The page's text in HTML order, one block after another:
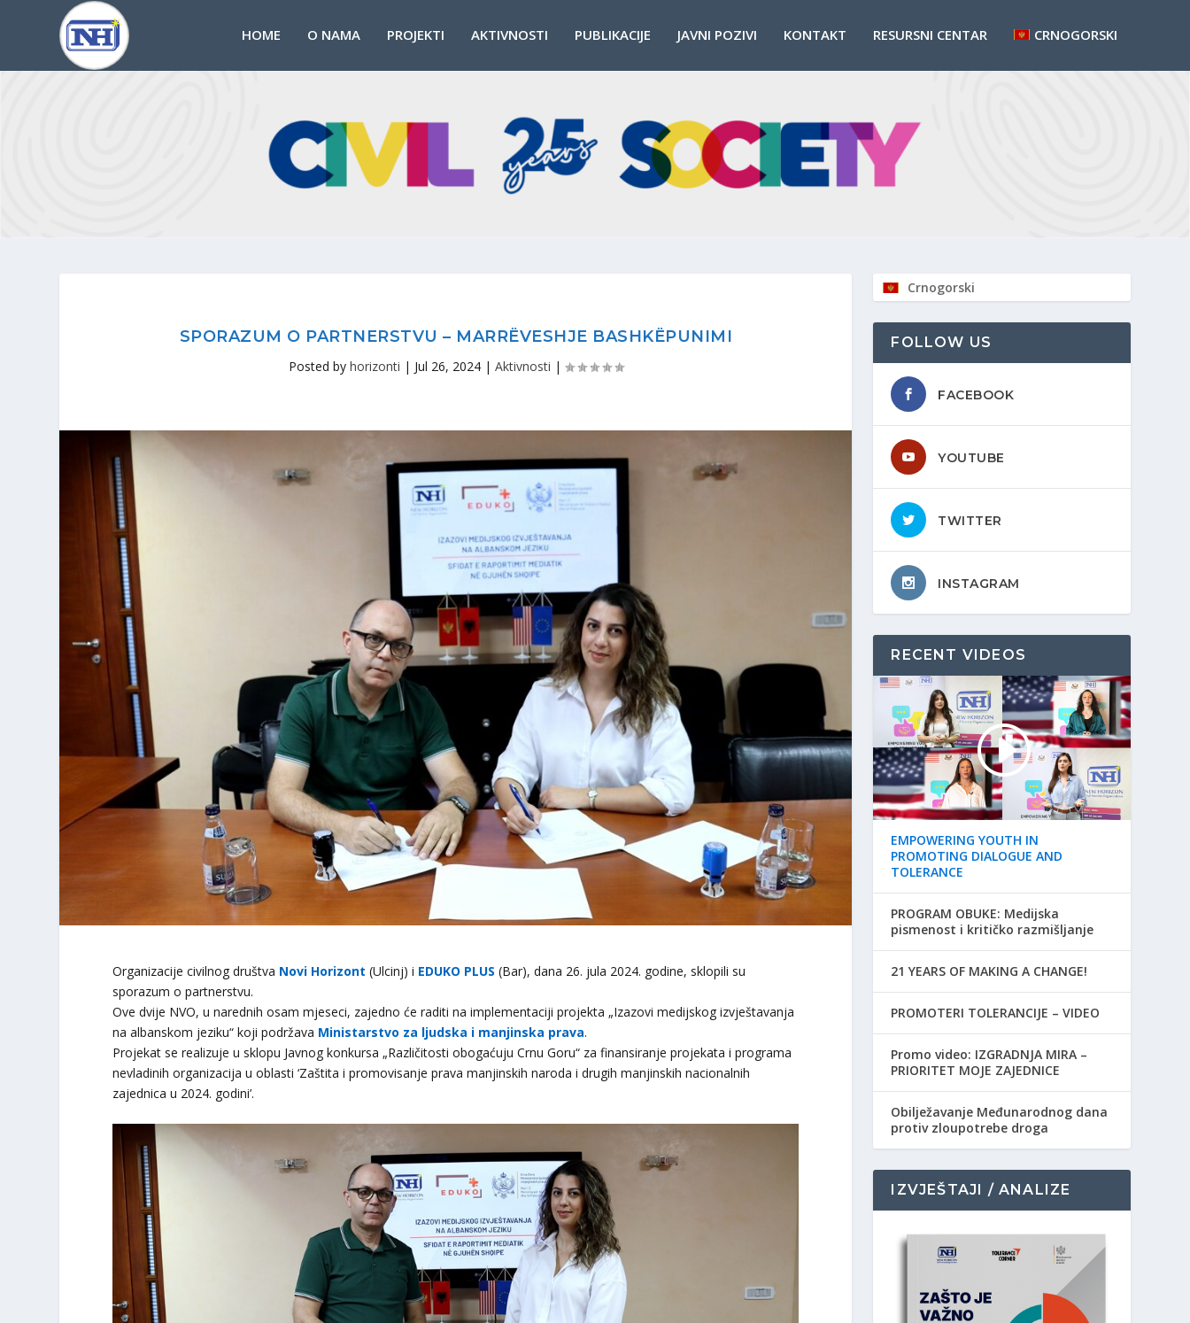
HOME O NAMA PROJEKTI AKTIVNOSTI PUBLIKACIJE JAVNI POZIVI KONTAKT RESURSNI CENTAR CRNOGORSKI
SPORAZUM O PARTNERSTVU – MARRËVESHJE BASHKËPUNIMI
Posted by horizonti | Jul 26, 2024| Aktivnosti |
Organizacije civilnog društva Novi Horizont (Ulcinj) i EDUKO PLUS (Bar), dana 26. jula 2024. godine, sklopili su
sporazum o partnerstvu.
Ove dvije NVO, u narednih osam mjeseci, zajedno će raditi na implementaciji projekta „Izazovi medijskog izvještavanja
na albanskom jeziku“ koji podržava Ministarstvo za ljudska i manjinska prava.
Projekat se realizuje u sklopu Javnog konkursa „Različitosti obogaćuju Crnu Goru“ za finansiranje projekata i programa
nevladinih organizacija u oblasti ‘Zaštita i promovisanje prava manjinskih naroda i drugih manjinskih nacionalnih
zajednica u 2024. godini’.
Crnogorski
FOLLOW US
FACEBOOK
YOUTUBE
TWITTER
INSTAGRAM
RECENT VIDEOS
EMPOWERING YOUTH IN
PROMOTING DIALOGUE AND
TOLERANCE
PROGRAM OBUKE: Medijska
pismenost i kritičko razmišljanje
21 YEARS OF MAKING A CHANGE!
PROMOTERI TOLERANCIJE – VIDEO
Promo video: IZGRADNJA MIRA –
PRIORITET MOJE ZAJEDNICE
Obilježavanje Međunarodnog dana
protiv zloupotrebe droga
IZVJEŠTAJI / ANALIZE